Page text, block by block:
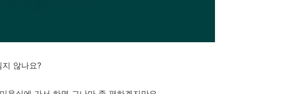
않나요?